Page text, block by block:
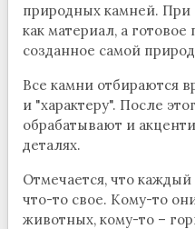
природных камней. При
как материал, а готовое
созданное самой
Все камни отбираются
и "характеру". После
обрабатывают и
деталях.
Отмечается, что
что-то свое. Кому-то
животных, кому-то –